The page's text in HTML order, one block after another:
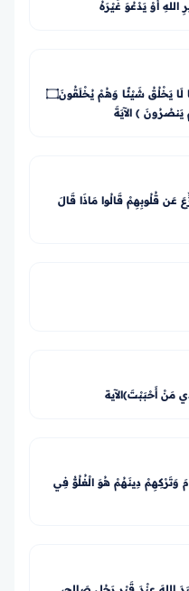
[15] بَابُ قَوْلِ اللهِ تَعَالَى﴿أَيُشْرِكُونَ مَا لَا يَخْلُقُ شَيْئًا وَهُمْ يُخْلَقُونَ۝
﴾ الآيَةَ
عَن قُلُوبِهِمْ قَالُوا مَاذَا قَالَ
وَتَرْكِهِمْ دِينَهُمْ هُوَ الْغُلُوُّ فِي